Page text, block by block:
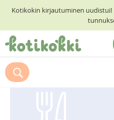
Kotikokin kirjautuminen
ETUSIVU
RESEPTIHAKU
Suosittelemme myös